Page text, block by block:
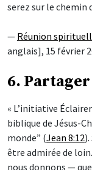
serez sur le chemin
— Réunion
anglais], 15 février
6.
« L’initiative
biblique de Jésus-
monde” (Jean 8:12
être admirée de
nous donnons —